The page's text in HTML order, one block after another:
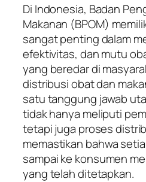
Di Indonesia, Badan
Makanan (BPOM)
sangat penting dalam
efektivitas, dan mutu
yang beredar di
distribusi obat dan
satu tanggung jawab
tidak hanya meliputi
tetapi juga proses
memastikan bahwa
sampai ke konsumen
yang telah ditetapkan.